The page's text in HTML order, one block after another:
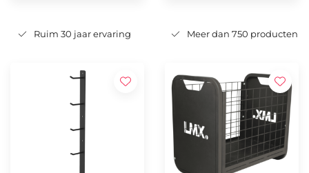
Ruim 30 jaar ervaring Meer dan 750 producten